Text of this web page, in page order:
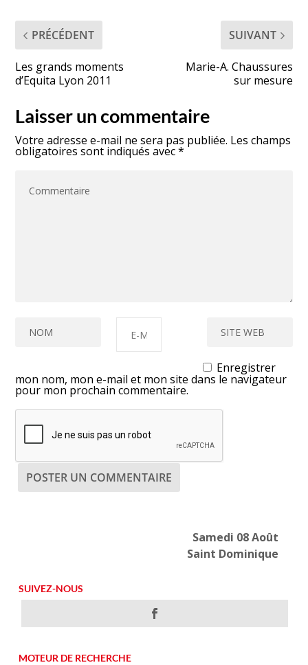
PRÉCÉDENT
Les grands moments
d’Equita Lyon 2011
SUIVANT
Marie-A. Chaussures
sur mesure
Laisser un commentaire
Votre adresse e-mail ne sera pas publiée. Les champs
obligatoires sont indiqués avec*
Enregistrer
mon nom, mon e-mail et mon site dans le navigateur
pour mon prochain commentaire.
Samedi 08 Août
Saint Dominique
SUIVEZ-NOUS
MOTEUR DE RECHERCHE